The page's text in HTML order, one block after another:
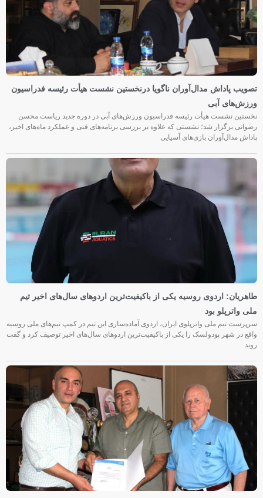
تصویب پاداش مدال‌آوران ناگویا درنخستین نشست هیأت رئیسه فدراسیون
ورزش‌های آبی
نخستین نشست هیأت رئیسه فدراسیون ورزش‌های آبی در دوره جدید ریاست محسن
رضوانی برگزار شد؛ نشستی که علاوه بر بررسی برنامه‌های فنی و عملکرد ماه‌های اخیر،
پاداش مدال‌آوران بازی‌های آسیایی
طاهریان: اردوی روسیه یکی از باکیفیت‌ترین اردوهای سال‌های اخیر تیم
ملی واترپلو بود
سرپرست تیم ملی واترپلوی ایران، اردوی آماده‌سازی این تیم در کمپ تیم‌های ملی روسیه
واقع در شهر پودولسک را یکی از باکیفیت‌ترین اردوهای سال‌های اخیر توصیف کرد و گفت
روند